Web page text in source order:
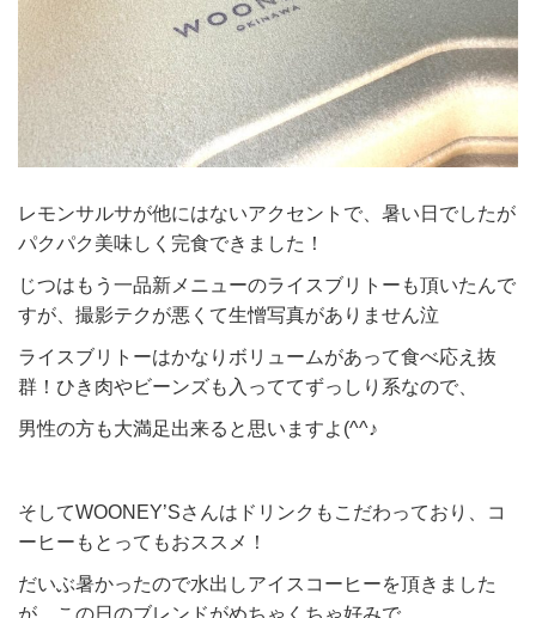
レモンサルサが他にはないアクセントで、暑い日でしたが
パクパク美味しく完食できました！
じつはもう一品新メニューのライスブリトーも頂いたんで
すが、撮影テクが悪くて生憎写真がありません泣
ライスブリトーはかなりボリュームがあって食べ応え抜
群！ひき肉やビーンズも入っててずっしり系なので、
男性の方も大満足出来ると思いますよ(^^♪
そしてWOONEY’Sさんはドリンクもこだわっており、コ
ーヒーもとってもおススメ！
だいぶ暑かったので水出しアイスコーヒーを頂きました
が、この日のブレンドがめちゃくちゃ好みで